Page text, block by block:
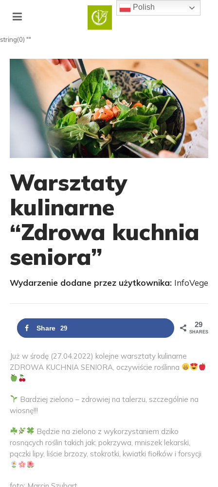
string(0) ""
Warsztaty
kulinarne
“Zdrowa kuchnia
seniora”
Wydarzenie dodane przez użytkownika: InfoVege
Share 29 29
SHARES
Już w środę (27.04.2022) kolejne warsztaty kulinarne
ZDROWA KUCHNIA SENIORA, oczywiście roślinna
Bardziej zielono – zdrowiej na talerzu, szczególnie na
wiosnę!!!
Będzie na zielono z wykorzystaniem dziko
rosnących roślin takich jak: pokrzywa, mniszek lekarski,
pączki lipy, liście brzozy, stokrotki, kwiatki fiołków i forsycji
Polish